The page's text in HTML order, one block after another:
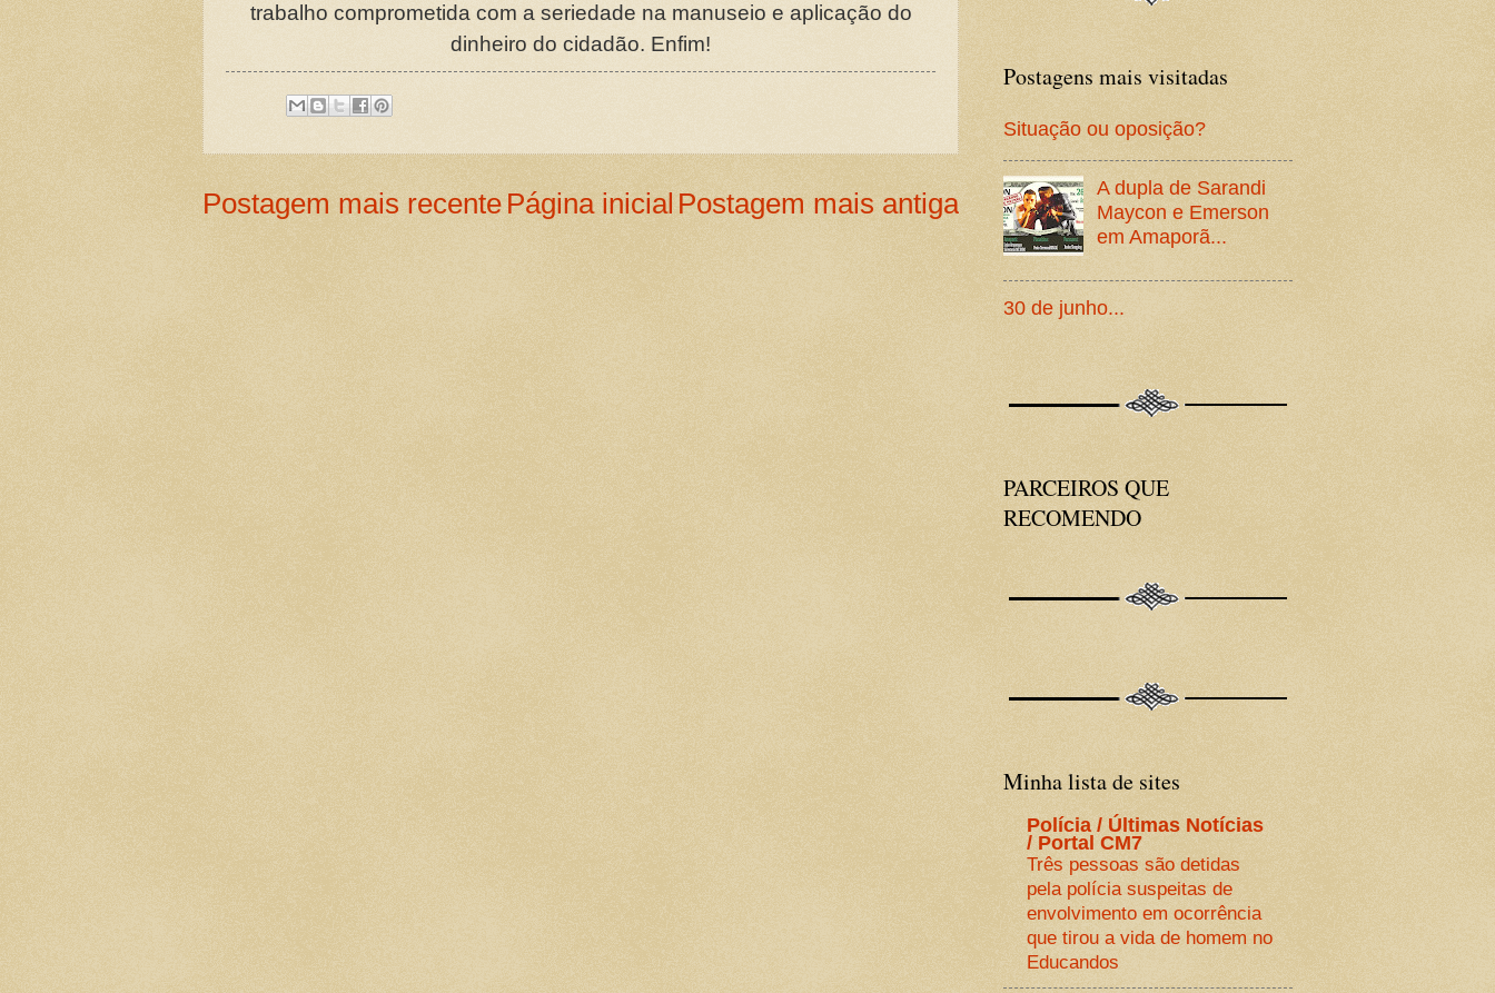
trabalho comprometida com a seriedade na manuseio e aplicação do
dinheiro do cidadão. Enfim!
Postagem mais recente Postagem mais antiga
Página inicial
Postagens mais visitadas
Situação ou oposição?
A dupla de Sarandi
Maycon e Emerson
em Amaporã...
30 de junho...
PARCEIROS QUE
RECOMENDO
Minha lista de sites
Polícia / Últimas Notícias
/ Portal CM7
Três pessoas são detidas
pela polícia suspeitas de
envolvimento em ocorrência
que tirou a vida de homem no
Educandos